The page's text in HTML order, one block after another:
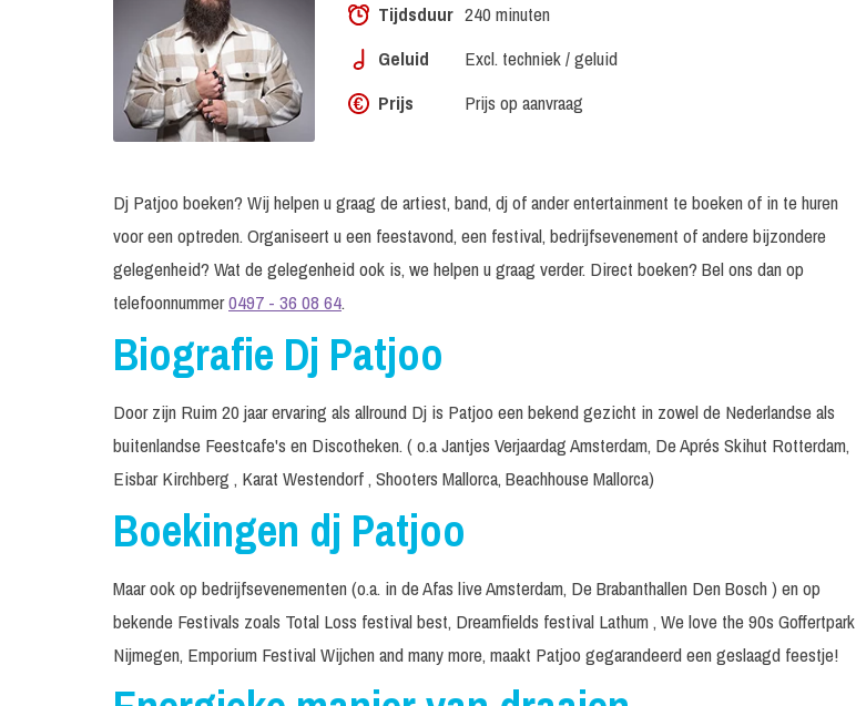
Tijdsduur 240 minuten
Geluid
Excl. techniek / geluid
Prijs
Prijs op aanvraag
Dj Patjoo boeken? Wij helpen u graag de artiest, band, dj of ander entertainment te boeken of in te huren
voor een optreden. Organiseert u een feestavond, een festival, bedrijfsevenement of andere bijzondere
gelegenheid? Wat de gelegenheid ook is, we helpen u graag verder. Direct boeken? Bel ons dan op
telefoonnummer0497 - 36 08 64.
Biografie Dj Patjoo
Door zijn Ruim 20 jaar ervaring als allround Dj is Patjoo een bekend gezicht in zowel de Nederlandse als
buitenlandse Feestcafe's en Discotheken. ( o.a Jantjes Verjaardag Amsterdam, De Aprés Skihut Rotterdam,
Eisbar Kirchberg , Karat Westendorf , Shooters Mallorca, Beachhouse Mallorca)
Boekingen dj Patjoo
Maar ook op bedrijfsevenementen (o.a. in de Afas live Amsterdam, De Brabanthallen Den Bosch ) en op
bekende Festivals zoals Total Loss festival best, Dreamfields festival Lathum , We love the 90s Goffertpark
Nijmegen, Emporium Festival Wijchen and many more, maakt Patjoo gegarandeerd een geslaagd feestje!